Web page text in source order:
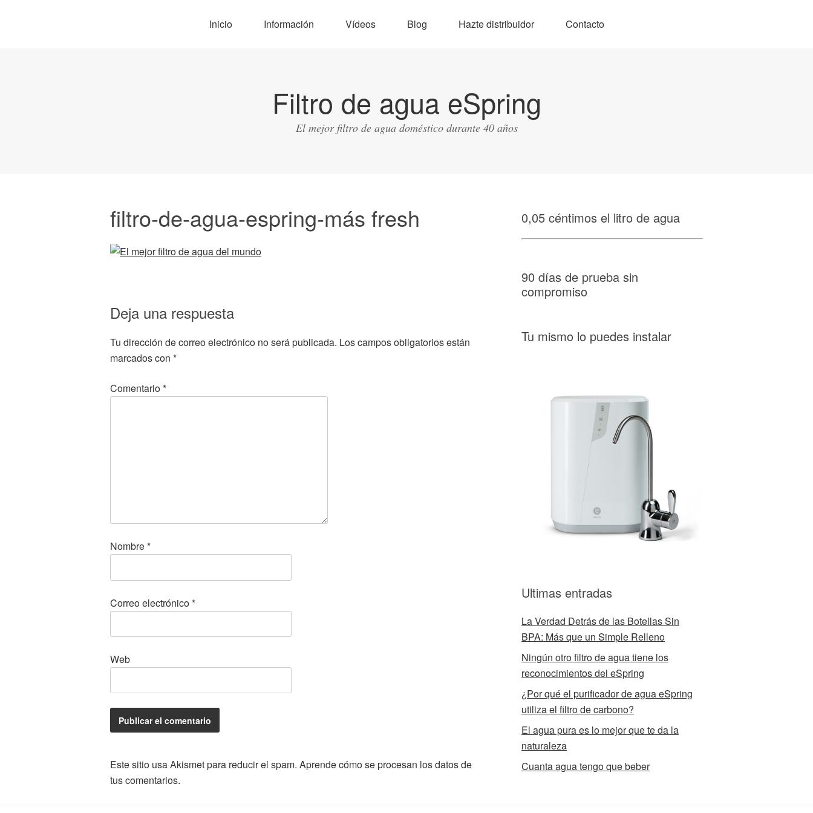
Inicio Información Vídeos Blog Hazte distribuidor Contacto
Filtro de agua eSpring
El mejor filtro de agua doméstico durante 40 años
filtro-de-agua-espring-más fresh
Deja una respuesta
Tu dirección de correo electrónico no será publicada. Los campos obligatorios están
marcados con *
Comentario*
Nombre*
Correo electrónico*
Web
Este sitio usa Akismet para reducir el spam. Aprende cómo se procesan los datos de
tus comentarios.
0,05 céntimos el litro de agua
90 días de prueba sin
compromiso
Tu mismo lo puedes instalar
Ultimas entradas
La Verdad Detrás de las Botellas Sin
BPA: Más que un Simple Relleno
Ningún otro filtro de agua tiene los
reconocimientos del eSpring
¿Por qué el purificador de agua eSpring
utiliza el filtro de carbono?
El agua pura es lo mejor que te da la
naturaleza
Cuanta agua tengo que beber